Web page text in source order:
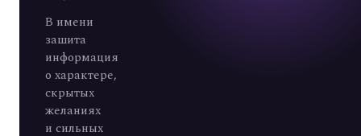
В имени
зашита
информация
о характере,
скрытых
желаниях
и сильных